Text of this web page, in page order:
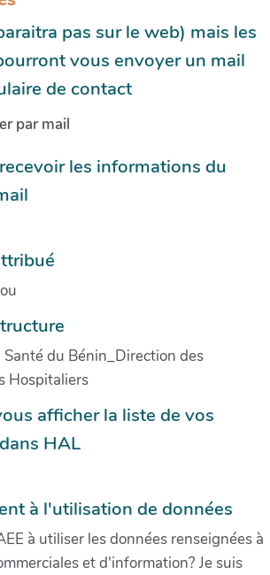
pas sur le web) mais les
vous envoyer un mail
de contact
par mail
les informations du
Santé du Bénin_Direction des
Hospitaliers
afficher la liste de vos
HAL
à l'utilisation de données
à utiliser les données renseignées à
et d'information? Je suis